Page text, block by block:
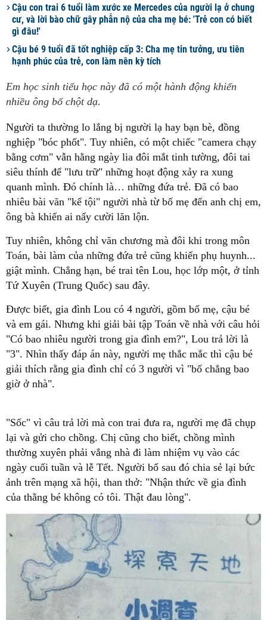
Cậu con trai 6 tuổi làm xước xe Mercedes của người lạ ở chung
cư, và lời bào chữ gây phẫn nộ của cha mẹ bé: 'Trẻ con có biết
gì đâu!'
Cậu bé 9 tuổi đã tốt nghiệp cấp 3: Cha mẹ tin tưởng, ưu tiên
hạnh phúc của trẻ, con làm nên kỳ tích
Em học sinh tiểu học này đã có một hành động khiến
nhiều ông bố chột dạ.
Người ta thường lo lắng bị người lạ hay bạn bè, đồng
nghiệp "bóc phốt". Tuy nhiên, có một chiếc "camera chạy
bằng cơm" vẫn hằng ngày lia đôi mắt tinh tường, đôi tai
siêu thính để "lưu trữ" những hoạt động xảy ra xung
quanh mình. Đó chính là… những đứa trẻ. Đã có bao
nhiêu bài văn "kể tội" người nhà từ bố mẹ đến anh chị em,
ông bà khiến ai nấy cười lăn lộn.
Tuy nhiên, không chỉ văn chương mà đôi khi trong môn
Toán, bài làm của những đứa trẻ cũng khiến phụ huynh...
giật mình. Chẳng hạn, bé trai tên Lou, học lớp một, ở tỉnh
Tứ Xuyên (Trung Quốc) sau đây.
Được biết, gia đình Lou có 4 người, gồm bố mẹ, cậu bé
và em gái. Nhưng khi giải bài tập Toán về nhà với câu hỏi
"Có bao nhiêu người trong gia đình em?", Lou trả lời là
"3". Nhìn thấy đáp án này, người mẹ thắc mắc thì cậu bé
giải thích rằng gia đình chỉ có 3 người vì "bố chẳng bao
giờ ở nhà".
"Sốc" vì câu trả lời mà con trai đưa ra, người mẹ đã chụp
lại và gửi cho chồng. Chị cũng cho biết, chồng mình
thường xuyên phải vắng nhà đi làm nhiệm vụ vào các
ngày cuối tuần và lễ Tết. Người bố sau đó chia sẻ lại bức
ảnh trên mạng xã hội, than thở: "Nhận thức về gia đình
của thằng bé không có tôi. Thật đau lòng".